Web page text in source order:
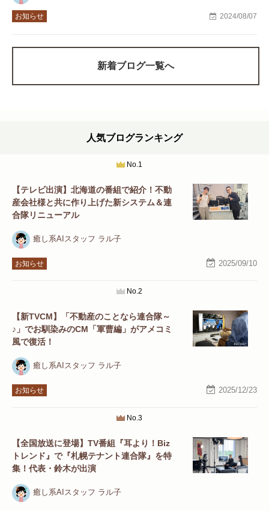
お知らせ 2024/08/07
新着ブログ一覧へ
人気ブログランキング
No.1
【テレビ出演】北海道の番組で紹介！不動
産会社様と共に作り上げた新システム＆連
合隊リニューアル
癒し系AIスタッフ ラル子
お知らせ 2025/09/10
No.2
【新TVCM】「不動産のことなら連合隊～
♪」でお馴染みのCM「軍曹編」がアメコミ
風で復活！
癒し系AIスタッフ ラル子
お知らせ 2025/12/23
No.3
【全国放送に登場】TV番組『耳より！Biz
トレンド』で『札幌テナント連合隊』を特
集！代表・鈴木が出演
癒し系AIスタッフ ラル子